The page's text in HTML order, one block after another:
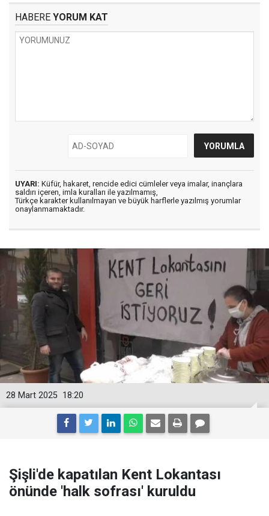
HABERE YORUM KAT
UYARI: Küfür, hakaret, rencide edici cümleler veya imalar, inançlara
saldırı içeren, imla kuralları ile yazılmamış,
Türkçe karakter kullanılmayan ve büyük harflerle yazılmış yorumlar
onaylanmamaktadır.
18:20
28 Mart 2025
Şişli'de kapatılan Kent Lokantası
önünde 'halk sofrası' kuruldu